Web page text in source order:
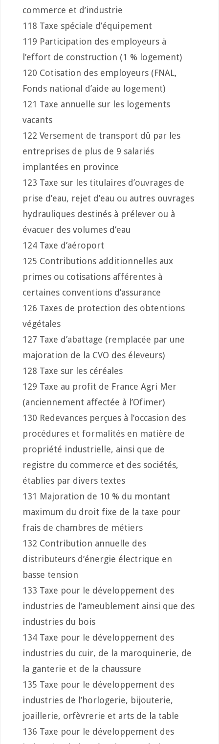
commerce et d’industrie
118 Taxe spéciale d’équipement
119 Participation des employeurs à
l’effort de construction (1 % logement)
120 Cotisation des employeurs (FNAL,
Fonds national d’aide au logement)
121 Taxe annuelle sur les logements
vacants
122 Versement de transport dû par les
entreprises de plus de 9 salariés
implantées en province
123 Taxe sur les titulaires d’ouvrages de
prise d’eau, rejet d’eau ou autres ouvrages
hydrauliques destinés à prélever ou à
évacuer des volumes d’eau
124 Taxe d’aéroport
125 Contributions additionnelles aux
primes ou cotisations afférentes à
certaines conventions d’assurance
126 Taxes de protection des obtentions
végétales
127 Taxe d’abattage (remplacée par une
majoration de la CVO des éleveurs)
128 Taxe sur les céréales
129 Taxe au profit de France Agri Mer
(anciennement affectée à l’Ofimer)
130 Redevances perçues à l’occasion des
procédures et formalités en matière de
propriété industrielle, ainsi que de
registre du commerce et des sociétés,
établies par divers textes
131 Majoration de 10 % du montant
maximum du droit fixe de la taxe pour
frais de chambres de métiers
132 Contribution annuelle des
distributeurs d’énergie électrique en
basse tension
133 Taxe pour le développement des
industries de l’ameublement ainsi que des
industries du bois
134 Taxe pour le développement des
industries du cuir, de la maroquinerie, de
la ganterie et de la chaussure
135 Taxe pour le développement des
industries de l’horlogerie, bijouterie,
joaillerie, orfèvrerie et arts de la table
136 Taxe pour le développement des